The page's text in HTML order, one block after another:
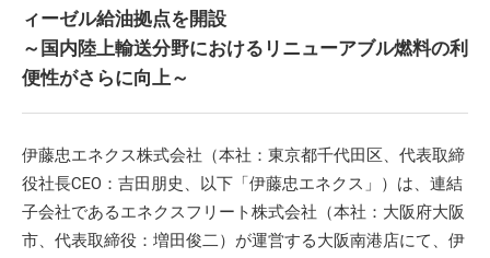
ィーゼル給油拠点を開設
～国内陸上輸送分野におけるリニューアブル燃料の利
便性がさらに向上～
伊藤忠エネクス株式会社（本社：東京都千代田区、代表取締
役社長CEO：吉田朋史、以下「伊藤忠エネクス」）は、連結
子会社であるエネクスフリート株式会社（本社：大阪府大阪
市、代表取締役：増田俊二）が運営する大阪南港店にて、伊